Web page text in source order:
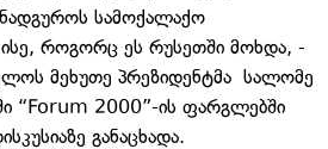
სამოქალაქო
როგორც ეს რუსეთში მოხდა, -
მეხუთე პრეზიდენტმა სალომე
“Forum 2000”-ის ფარგლებში
განაცხადა.